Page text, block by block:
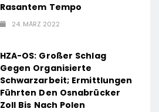
Rasantem Tempo
24. MÄRZ 2022
HZA-OS: Großer Schlag
Gegen Organisierte
Schwarzarbeit; Ermittlungen
Führten Den Osnabrücker
Zoll Bis Nach Polen